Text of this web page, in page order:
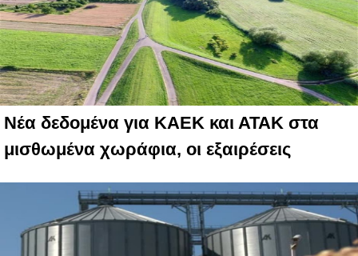
Νέα δεδομένα για ΚΑΕΚ και ΑΤΑΚ στα
μισθωμένα χωράφια, οι εξαιρέσεις